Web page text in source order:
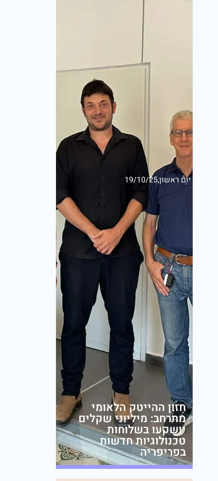
חזון ההייטק הלאומי
מתרחב: מיליוני שקלים
יושקעו בשלוחות
טכנולוגיות חדשות
בפריפריה
יום ראשון,19/10/25